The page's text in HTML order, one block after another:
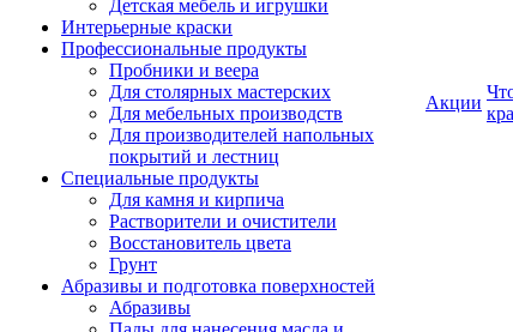
Детская мебель и игрушки
Интерьерные краски
Профессиональные продукты
Пробники и веера
Для столярных мастерских
Для мебельных производств
Для производителей напольных
покрытий и лестниц
Специальные продукты
Для камня и кирпича
Растворители и очистители
Восстановитель цвета
Грунт
Абразивы и подготовка поверхностей
Абразивы
Акции